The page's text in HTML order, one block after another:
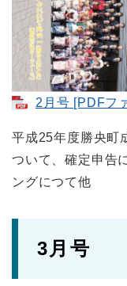
2月号 [PDFフ
平成25年度勝央町
ついて、確定申告
ングにつて他
3月号